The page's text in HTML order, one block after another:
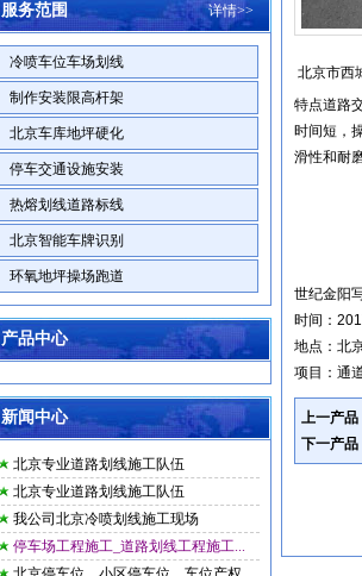
详情>>
服务范围
冷喷车位车场划线
制作安装限高杆架
北京车库地坪硬化
停车交通设施安装
热熔划线道路标线
北京智能车牌识别
环氧地坪操场跑道
产品中心
新闻中心
北京专业道路划线施工队伍
北京专业道路划线施工队伍
我公司北京冷喷划线施工现场
停车场工程施工_道路划线工程施工...
北京市西
特点道路
时间短，
滑性和耐
世纪金阳
时间：
地点：北
项目：通
上一产品
下一产品